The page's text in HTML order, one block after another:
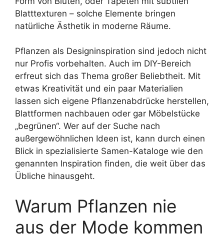
Blatttexturen – solche Elemente bringen
natürliche Ästhetik in moderne Räume.
Pflanzen als Designinspiration sind jedoch nicht
nur Profis vorbehalten. Auch im DIY-Bereich
erfreut sich das Thema großer Beliebtheit. Mit
etwas Kreativität und ein paar Materialien
lassen sich eigene Pflanzenabdrücke herstellen,
Blattformen nachbauen oder gar Möbelstücke
„begrünen“. Wer auf der Suche nach
außergewöhnlichen Ideen ist, kann durch einen
Blick in spezialisierte Samen-Kataloge wie den
genannten Inspiration finden, die weit über das
Übliche hinausgeht.
Warum Pflanzen nie
aus der Mode kommen